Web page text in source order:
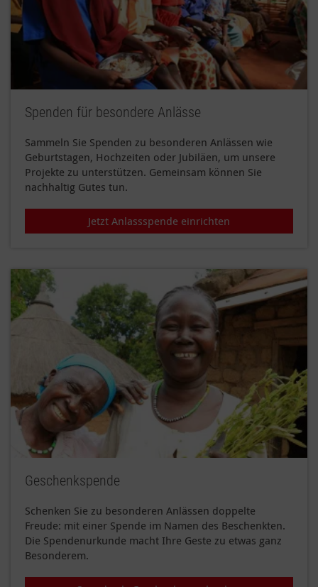
Spenden für besondere Anlässe
Sammeln Sie Spenden zu besonderen Anlässen wie
Geburtstagen, Hochzeiten oder Jubiläen, um unsere
Projekte zu unterstützen. Gemeinsam können Sie
nachhaltig Gutes tun.
Jetzt Anlassspende einrichten
Geschenkspende
Schenken Sie zu besonderen Anlässen doppelte
Freude: mit einer Spende im Namen des Beschenkten.
Die Spendenurkunde macht Ihre Geste zu etwas ganz
Besonderem.